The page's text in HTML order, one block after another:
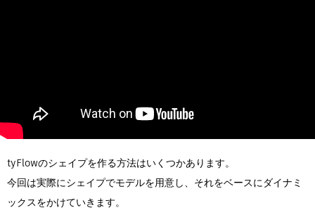
tyFlowのシェイプを作る方法はいくつかあります。
今回は実際にシェイプでモデルを用意し、それをベースにダイナミ
ックスをかけていきます。